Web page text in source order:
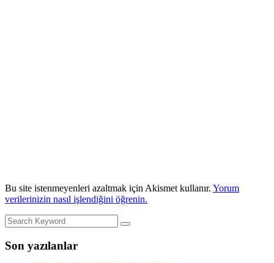
Bu site istenmeyenleri azaltmak için Akismet kullanır. Yorum
verilerinizin nasıl işlendiğini öğrenin.
Son yazılanlar